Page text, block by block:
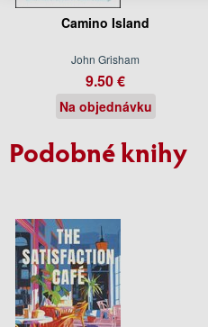
Camino Island
John Grisham
9.50 €
Na objednávku
Podobné knihy